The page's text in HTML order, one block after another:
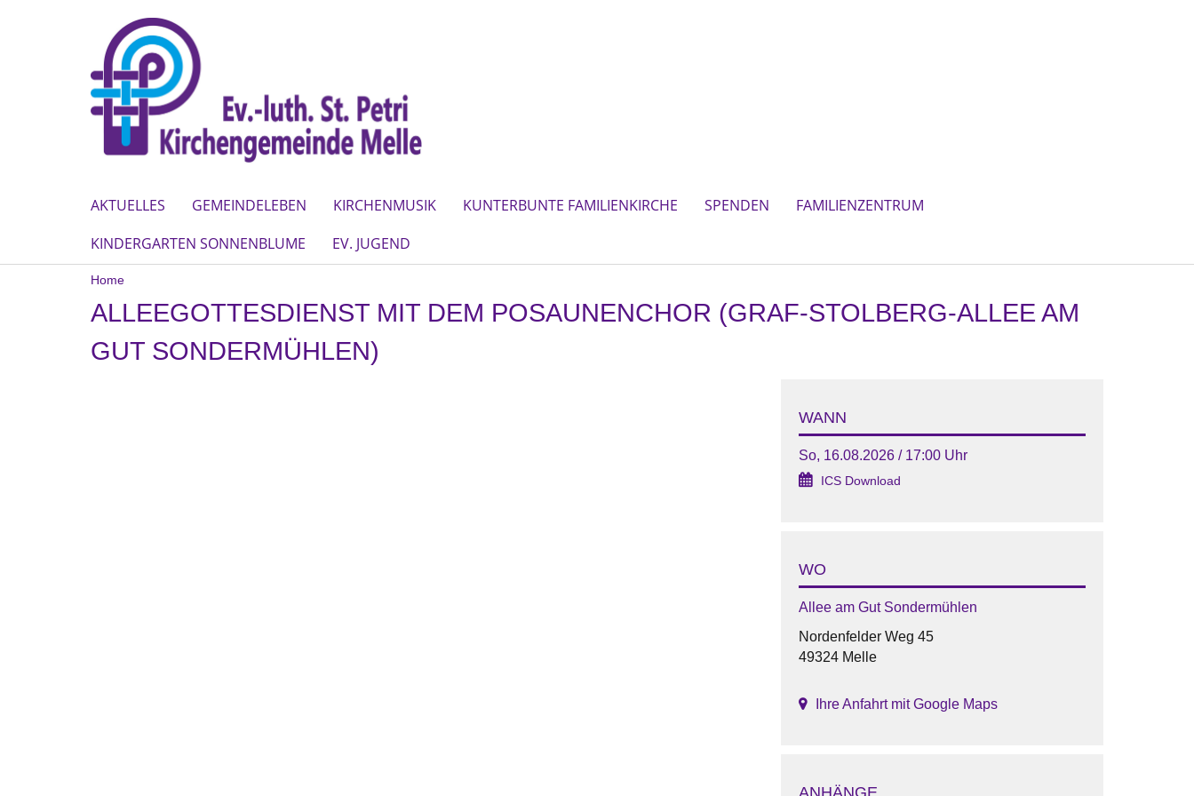
AKTUELLES GEMEINDELEBEN KIRCHENMUSIK KUNTERBUNTE FAMILIENKIRCHE SPENDEN
FAMILIENZENTRUM
KINDERGARTEN SONNENBLUME
EV. JUGEND
Home
ALLEEGOTTESDIENST MIT DEM POSAUNENCHOR (GRAF-STOLBERG-ALLEE AM
GUT SONDERMÜHLEN)
WANN
So, 16.08.2026 / 17:00 Uhr
ICS Download
WO
Allee am Gut Sondermühlen
Nordenfelder Weg 45
49324 Melle
Ihre Anfahrt mit Google Maps
ANHÄNGE